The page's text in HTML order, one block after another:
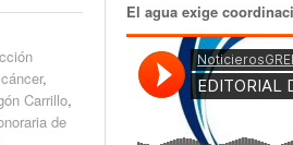
,
Carrillo,
de
El agua exige